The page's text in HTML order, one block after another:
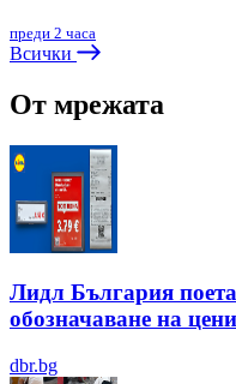
преди 2 часа
Всички
От мрежата
Лидл България
обозначаване на
dbr.bg